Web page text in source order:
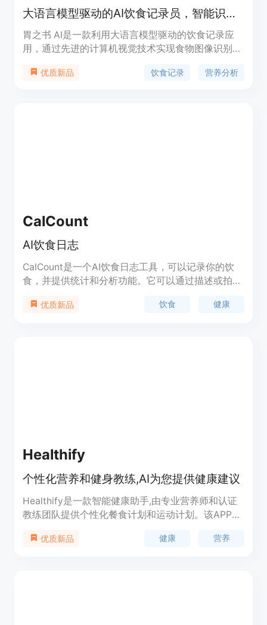
大语言模型驱动的AI饮食记录员，智能识别、营养分析、个性化推荐。
胃之书 AI是一款利用大语言模型驱动的饮食记录应
用，通过先进的计算机视觉技术实现食物图像识别、
增加饮食趣味性。
优质新品 饮食记录 营养分析
CalCount
AI饮食日志
CalCount是一个AI饮食日志工具，可以记录你的饮
食，并提供统计和分析功能。它可以通过描述或拍照
里。你可以将日志分享给他人，他们可以实时查看。
优质新品 饮食 健康
Healthify
个性化营养和健身教练,AI为您提供健康建议
Healthify是一款智能健康助手,由专业营养师和认证
教练团队提供个性化餐食计划和运动计划。该APP可
手洗、水分摄入、睡眠监测、膳食日记和步数。
优质新品 健康 营养